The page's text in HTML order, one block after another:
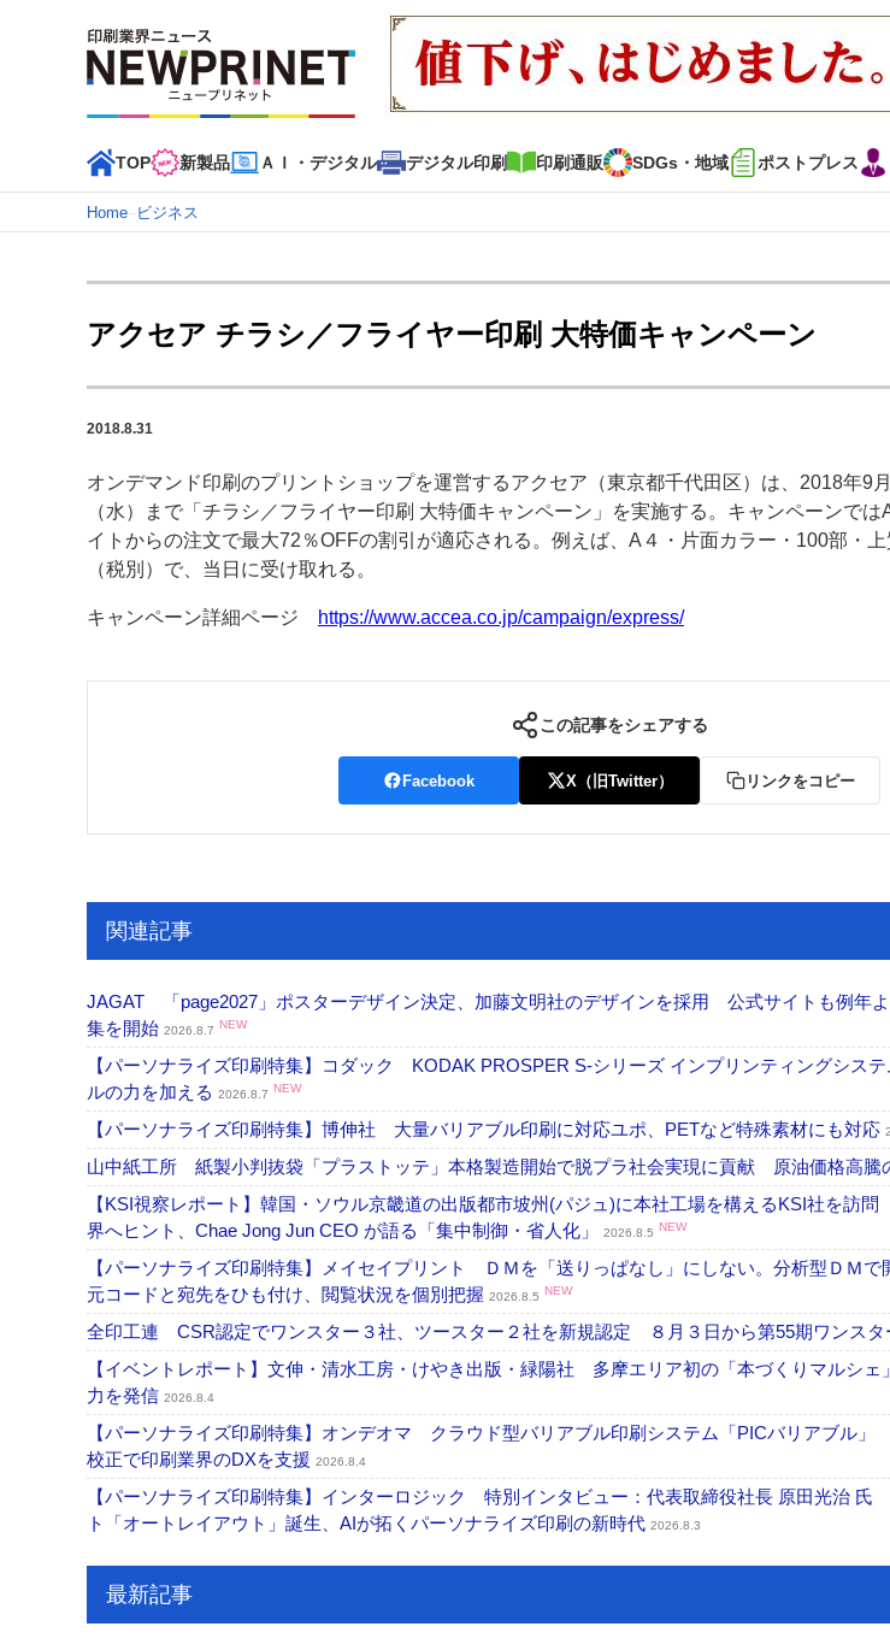
TOP 新製品 ＡＩ・デジタル デジタル印刷 印刷通販 SDGs・地域 ポストプレス
インデックス
TOP 新着記事 特集記事 動画コンテンツ インタビュー コレクション
カテゴリー一覧
新商品 新製品 ＡＩ・デジタル デジタル印刷 印刷通販 SDGs・地域 ポストプレス ビジネ
特集記事カテゴリー一覧
特集・デジタル印刷 アイデアで勝負！ ～多様なビジネス・多彩な商材～ JAPAN PACK 2023 特集
特集・デジタル印刷 ～ 新成長軌道を描く
発刊案内 JFPI印刷用語集 印刷機材年鑑
サイトポリシー お問い合わせ
Home–ビジネス
アクセア チラシ／フライヤー印刷 大特価キャンペーン
2018.8.31
オンデマンド印刷のプリントショップを運営するアクセア（東京都千代田区）は、2018年9
（水）まで「チラシ／フライヤー印刷 大特価キャンペーン」を実施する。キャンペーンで
イトからの注文で最大72％OFFの割引が適応される。例えば、A４・片面カラー・100部・
（税別）で、当日に受け取れる。
キャンペーン詳細ページ https://www.accea.co.jp/campaign/express/
この記事をシェアする
Facebook X（旧Twitter） リンクをコピー
関連記事
JAGAT 「page2027」ポスターデザイン決定、加藤文明社のデザインを採用 公式サイトも例年
集を開始 2026.8.7 NEW
【パーソナライズ印刷特集】コダック KODAK PROSPER S-シリーズ インプリンティングシス
ルの力を加える 2026.8.7 NEW
【パーソナライズ印刷特集】博伸社 大量バリアブル印刷に対応ユポ、PETなど特殊素材にも対応
山中紙工所 紙製小判抜袋「プラストッテ」本格製造開始で脱プラ社会実現に貢献 原油価格高騰
【KSI視察レポート】韓国・ソウル京畿道の出版都市坡州(パジュ)に本社工場を構えるKSI社を訪
界へヒント、Chae Jong Jun CEO が語る「集中制御・省人化」
2026.8.5 NEW
【パーソナライズ印刷特集】メイセイプリント ＤＭを「送りっぱなし」にしない。分析型ＤＭ
元コードと宛先をひも付け、閲覧状況を個別把握 2026.8.5 NEW
全印工連 CSR認定でワンスター３社、ツースター２社を新規認定 ８月３日から第55期ワンスタ
【イベントレポート】文伸・清水工房・けやき出版・緑陽社 多摩エリア初の「本づくりマルシ
力を発信 2026.8.4
【パーソナライズ印刷特集】オンデオマ クラウド型バリアブル印刷システム「PICバリアブル
校正で印刷業界のDXを支援 2026.8.4
【パーソナライズ印刷特集】インターロジック 特別インタビュー：代表取締役社長 原田光治
ト「オートレイアウト」誕生、AIが拓くパーソナライズ印刷の新時代 2026.8.3
最新記事